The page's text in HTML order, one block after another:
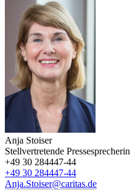
Anja Stoiser
Stellvertretende Pressesprecherin
+49 30 284447-44
+49 30 284447-44
Anja.Stoiser@caritas.de